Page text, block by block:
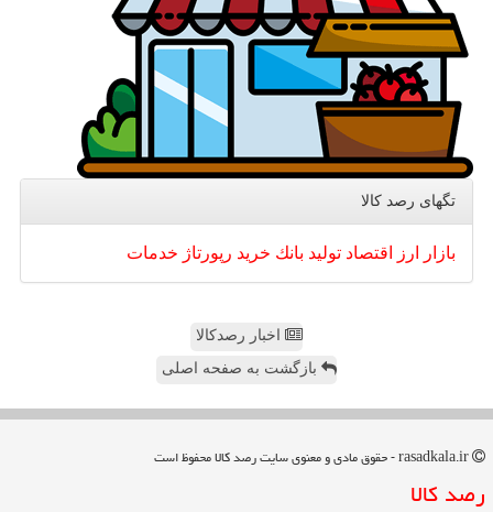
تگهای رصد كالا
بازار ارز اقتصاد تولید بانك خرید رپورتاژ خدمات
اخبار رصدکالا
بازگشت به صفحه اصلی
رصد كالا